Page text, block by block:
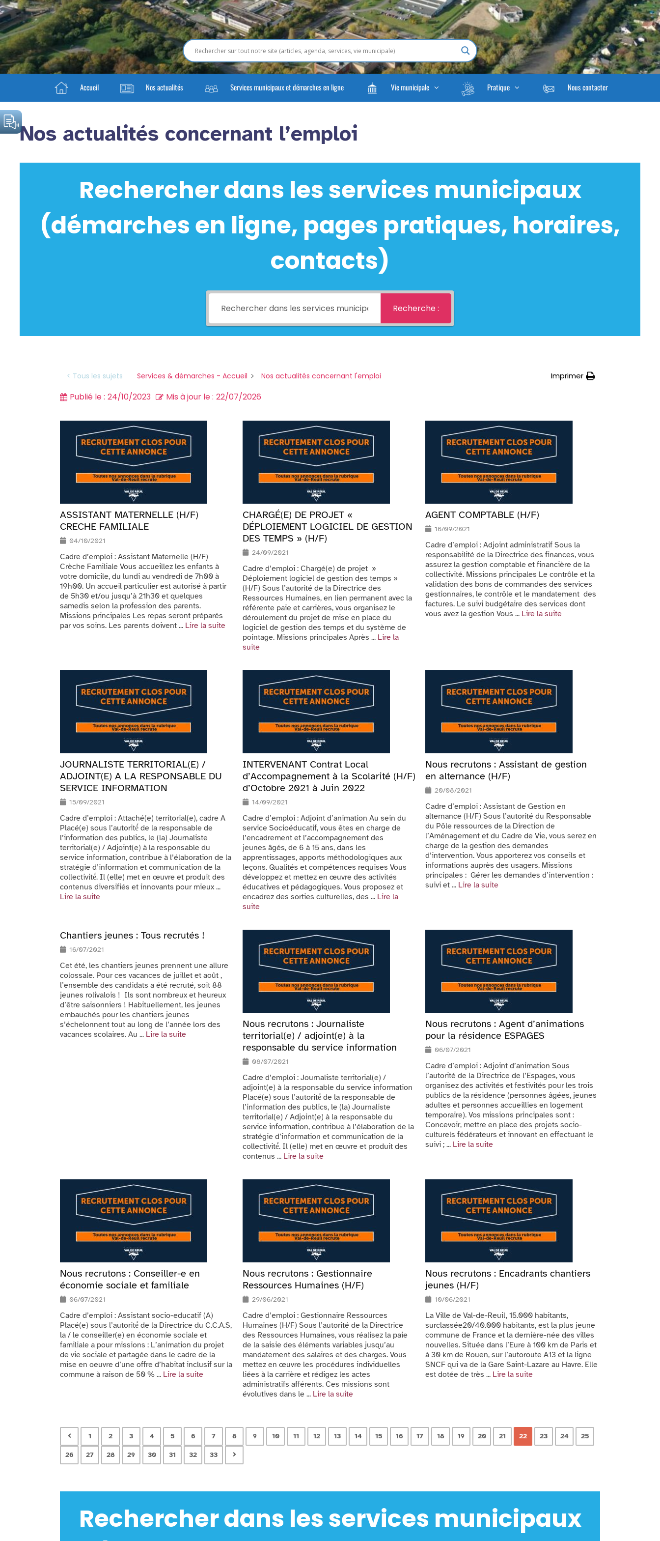
Accueil Nos actualités Services municipaux et démarches en ligne Vie municipale Pratique Nous contacter
Nos actualités concernant l’emploi
Rechercher dans les services municipaux
(démarches en ligne, pages pratiques, horaires,
contacts)
Recherche :
< Tous les sujets Services & démarches - Accueil Nos actualités concernant l'emploi Imprimer
Publié le : 24/10/2023 Mis à jour le : 22/07/2026
ASSISTANT MATERNELLE (H/F)
CRECHE FAMILIALE
04/10/2021
Cadre d’emploi : Assistant Maternelle (H/F)
Crèche Familiale Vous accueillez les enfants à
votre domicile, du lundi au vendredi de 7h00 à
19h00. Un accueil particulier est autorisé à partir
de 5h30 et/ou jusqu’à 21h30 et quelques
samedis selon la profession des parents.
Missions principales Les repas seront préparés
par vos soins. Les parents doivent ... Lire la suite
CHARGÉ(E) DE PROJET «
DÉPLOIEMENT LOGICIEL DE GESTION
DES TEMPS » (H/F)
24/09/2021
Cadre d’emploi : Chargé(e) de projet »
Déploiement logiciel de gestion des temps »
(H/F) Sous l’autorité de la Directrice des
Ressources Humaines, en lien permanent avec la
référente paie et carrières, vous organisez le
déroulement du projet de mise en place du
logiciel de gestion des temps et du système de
pointage. Missions principales Après ... Lire la
suite
AGENT COMPTABLE (H/F)
16/09/2021
Cadre d’emploi : Adjoint administratif Sous la
responsabilité de la Directrice des finances, vous
assurez la gestion comptable et financière de la
collectivité. Missions principales Le contrôle et la
validation des bons de commandes des services
gestionnaires, le contrôle et le mandatement des
factures. Le suivi budgétaire des services dont
vous avez la gestion Vous ... Lire la suite
JOURNALISTE TERRITORIAL(E) /
ADJOINT(E) A LA RESPONSABLE DU
SERVICE INFORMATION
15/09/2021
Cadre d’emploi : Attaché(e) territorial(e), cadre A
Placé(e) sous l’autorité́ de la responsable de
l’information des publics, le (la) Journaliste
territorial(e) / Adjoint(e) à la responsable du
service information, contribue à l’élaboration de la
stratégie d’information et communication de la
collectivité́. Il (elle) met en œuvre et produit des
contenus diversifiés et innovants pour mieux ...
Lire la suite
INTERVENANT Contrat Local
d’Accompagnement à la Scolarité (H/F)
d’Octobre 2021 à Juin 2022
14/09/2021
Cadre d’emploi : Adjoint d’animation Au sein du
service Socioéducatif, vous êtes en charge de
l’encadrement et l’accompagnement des
jeunes âgés, de 6 à 15 ans, dans les
apprentissages, apports méthodologiques aux
leçons. Qualités et compétences requises Vous
développez et mettez en œuvre des activités
éducatives et pédagogiques. Vous proposez et
encadrez des sorties culturelles, des ... Lire la
suite
Nous recrutons : Assistant de gestion
en alternance (H/F)
20/08/2021
Cadre d’emploi : Assistant de Gestion en
alternance (H/F) Sous l’autorité du Responsable
du Pôle ressources de la Direction de
l’Aménagement et du Cadre de Vie, vous serez en
charge de la gestion des demandes
d’intervention. Vous apporterez vos conseils et
informations auprès des usagers. Missions
principales : Gérer les demandes d’intervention :
suivi et ... Lire la suite
Chantiers jeunes : Tous recrutés !
16/07/2021
Cet été, les chantiers jeunes prennent une allure
colossale. Pour ces vacances de juillet et août ,
l’ensemble des candidats a été recruté, soit 88
jeunes rolivalois ! Ils sont nombreux et heureux
d’être saisonniers ! Habituellement, les jeunes
embauchés pour les chantiers jeunes
s’échelonnent tout au long de l’année lors des
vacances scolaires. Au ... Lire la suite
Nous recrutons : Journaliste
territorial(e) / adjoint(e) à la
responsable du service information
08/07/2021
Cadre d’emploi : Journaliste territorial(e) /
adjoint(e) à la responsable du service information
Placé(e) sous l’autorité́ de la responsable de
l’information des publics, le (la) Journaliste
territorial(e) / Adjoint(e) à la responsable du
service information, contribue à l’élaboration de la
stratégie d’information et communication de la
collectivité́. Il (elle) met en œuvre et produit des
contenus ... Lire la suite
Nous recrutons : Agent d’animations
pour la résidence ESPAGES
06/07/2021
Cadre d’emploi : Adjoint d’animation Sous
l’autorité de la Directrice de l’Espages, vous
organisez des activités et festivités pour les trois
publics de la résidence (personnes âgées, jeunes
adultes et personnes accueillies en logement
temporaire). Vos missions principales sont :
Concevoir, mettre en place des projets socio-
culturels fédérateurs et innovant en effectuant le
suivi ; ... Lire la suite
Nous recrutons : Conseiller-e en
économie sociale et familiale
06/07/2021
Cadre d’emploi : Assistant socio-educatif (A)
Placé(e) sous l’autorité́ de la Directrice du C.C.A.S,
la / le conseiller(e) en économie sociale et
familiale a pour missions : L’animation du projet
de vie sociale et partagée dans le cadre de la
mise en oeuvre d’une offre d’habitat inclusif sur la
commune à raison de 50 % ... Lire la suite
Nous recrutons : Gestionnaire
Ressources Humaines (H/F)
29/06/2021
Cadre d’emploi : Gestionnaire Ressources
Humaines (H/F) Sous l’autorité de la Directrice
des Ressources Humaines, vous réalisez la paie
de la saisie des éléments variables jusqu’au
mandatement des salaires et des charges. Vous
mettez en œuvre les procédures individuelles
liées à la carrière et rédigez les actes
administratifs afférents. Ces missions sont
évolutives dans le ... Lire la suite
Nous recrutons : Encadrants chantiers
jeunes (H/F)
10/06/2021
La Ville de Val-de-Reuil, 15.000 habitants,
surclassée20/40.000 habitants, est la plus jeune
commune de France et la dernière-née des villes
nouvelles. Située dans l’Eure à 100 km de Paris et
à 30 km de Rouen, sur l’autoroute A13 et la ligne
SNCF qui va de la Gare Saint-Lazare au Havre. Elle
est dotée de très ... Lire la suite
1 2 3 4 5 6 7 8 9 10 11 12 13 14 15 16 17 18 19 20 21 22 23 24 25
26 27 28 29 30 31 32 33
Rechercher dans les services municipaux